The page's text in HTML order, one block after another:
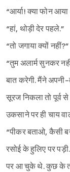
“आर्या! क्या फोन
“हां, थोड़ी देर पहले.”
“तो जगाया क्यों नहीं?”
“तुम अलार्म सुनकर
बात करेगी. मैंने अपनी-
सूरज निकला तो पूर्व
उकसाने पर ही चाय
“पीकर बताओ, कैसी
रसोई के हुलिए पर
पर आ चुके थे. कुछ के